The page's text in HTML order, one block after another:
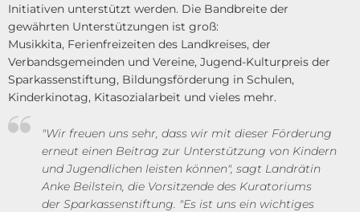
Initiativen unterstützt werden. Die Bandbreite der
gewährten Unterstützungen ist groß:
Musikkita, Ferienfreizeiten des Landkreises, der
Verbandsgemeinden und Vereine, Jugend-Kulturpreis der
Sparkassenstiftung, Bildungsförderung in Schulen,
Kinderkinotag, Kitasozialarbeit und vieles mehr.
"Wir freuen uns sehr, dass wir mit dieser Förderung
erneut einen Beitrag zur Unterstützung von Kindern
und Jugendlichen leisten können", sagt Landrätin
Anke Beilstein, die Vorsitzende des Kuratoriums
der Sparkassenstiftung. "Es ist uns ein wichtiges